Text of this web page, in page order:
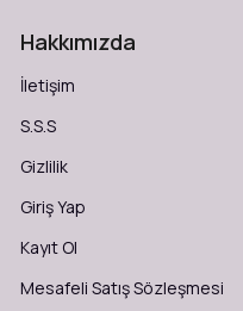
Hakkımızda
İletişim
S.S.S
Gizlilik
Giriş Yap
Kayıt Ol
Mesafeli Satış Sözleşmesi